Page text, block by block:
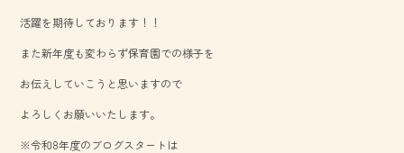
活躍を期待しております！！
また新年度も変わらず保育園での様子を
お伝えしていこうと思いますので
よろしくお願いいたします。
※令和8年度のブログスタートは